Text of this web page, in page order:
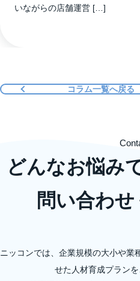
いながらの店舗運営 […]
コラム一覧へ戻る
どんなお悩み
問い合わせ
ニッコンでは、企業規模の大小や業
せた人材育成プランを